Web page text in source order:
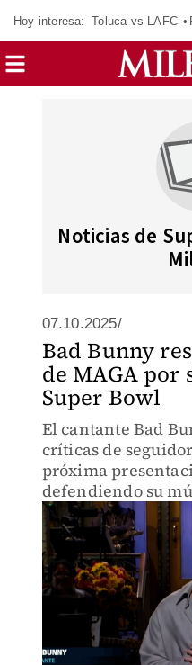
Hoy interesa: Toluca vs LAFC
Noticias de
07.10.2025/
Bad Bunny
de MAGA por
Super Bowl
El cantante Bad
críticas de
próxima
defendiendo su
inclusivo.